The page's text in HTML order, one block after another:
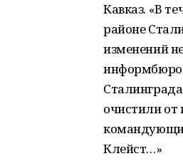
Кавказ. «В
районе
изменений
информбюро.
очистили от
Клейст…»